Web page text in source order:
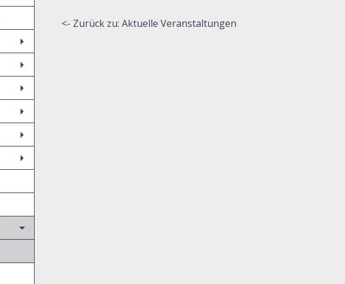
<- Zurück zu: Aktuelle Veranstaltungen